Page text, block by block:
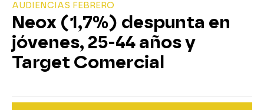
AUDIENCIAS FEBRERO
Neox (1,7%) despunta en
jóvenes, 25-44 años y
Target Comercial